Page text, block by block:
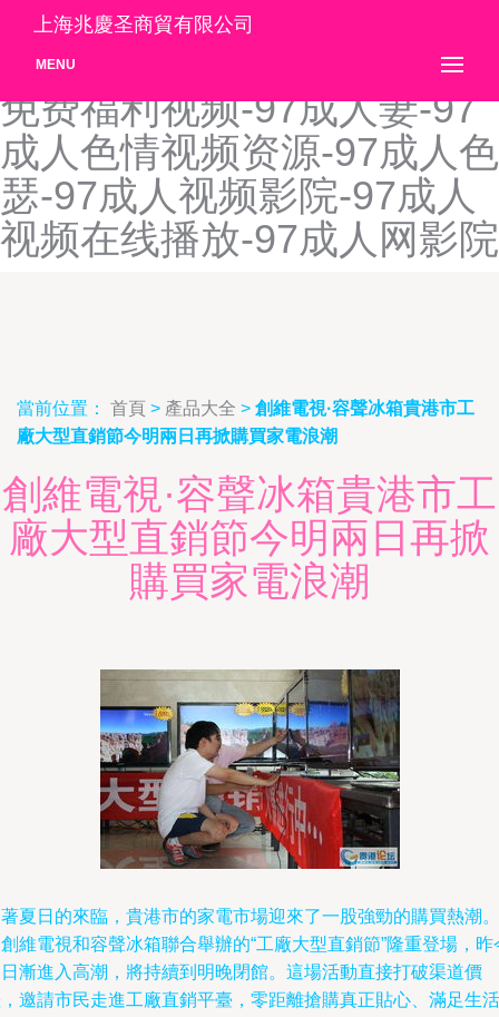
97成人黄色电影-97成人剧
场-97成人免费电影-97成人
免费福利视频-97成人妻-97
成人色情视频资源-97成人色
瑟-97成人视频影院-97成人
视频在线播放-97成人网影院
上海兆慶圣商貿有限公司
MENU
當前位置： 首頁 > 產品大全 > 創維電視·容聲冰箱貴港市工
廠大型直銷節今明兩日再掀購買家電浪潮
創維電視·容聲冰箱貴港市工
廠大型直銷節今明兩日再掀
購買家電浪潮
夏日的來臨，貴港市的家電市場迎來了一股強勁的購買熱潮。
維電視和容聲冰箱聯合舉辦的“工廠大型直銷節”隆重登場，昨
漸進入高潮，將持續到明晚閉館。這場活動直接打破渠道價
邀請市民走進工廠直銷平臺，零距離搶購真正貼心、滿足生活